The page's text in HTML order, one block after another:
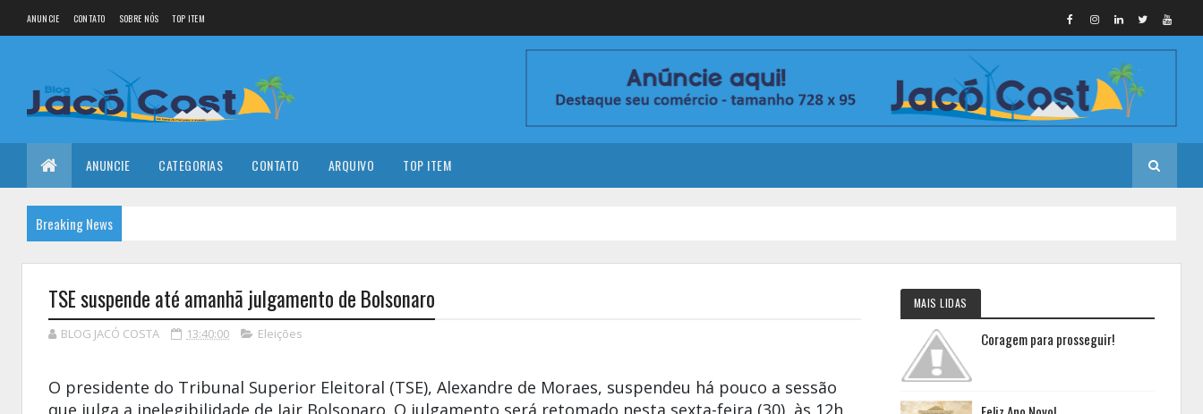
ANUNCIE CONTATO SOBRE NÓS TOP ITEM
ANUNCIE CATEGORIAS CONTATO ARQUIVO TOP ITEM
Breaking News
TSE suspende até amanhã julgamento de Bolsonaro
BLOG JACÓ COSTA 13:40:00 Eleições
O presidente do Tribunal Superior Eleitoral (TSE), Alexandre de Moraes, suspendeu há pouco a sessão
que julga a inelegibilidade de Jair Bolsonaro. O julgamento será retomado nesta sexta-feira (30), às 12h,
MAIS LIDAS
Coragem para prosseguir!